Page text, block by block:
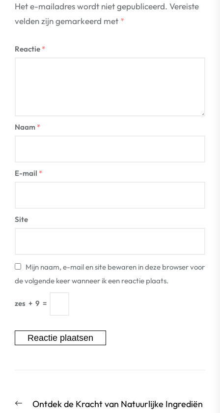
Het e-mailadres wordt niet gepubliceerd. Vereiste
velden zijn gemarkeerd met *
Reactie *
Naam *
E-mail *
Site
Mijn naam, e-mail en site bewaren in deze browser voor
de volgende keer wanneer ik een reactie plaats.
zes + 9 =
VorigeOntdek de Kracht van Natuurlijke Ingrediën